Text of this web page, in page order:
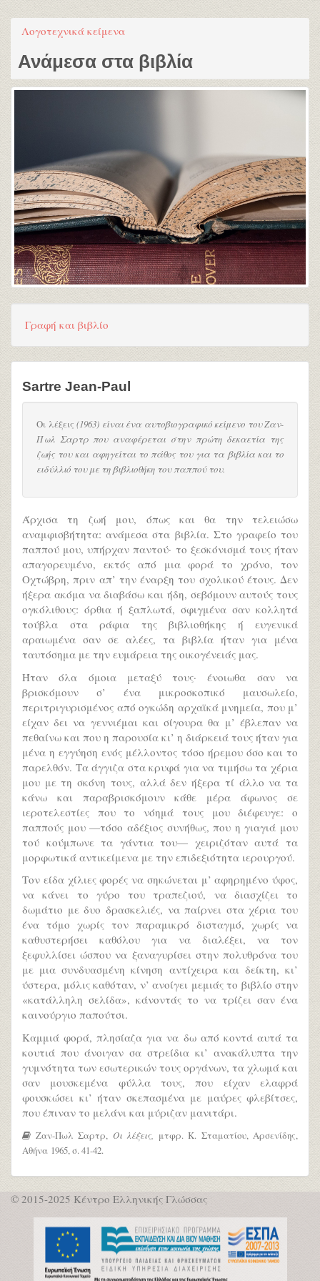
Λογοτεχνικά κείμενα
Ανάμεσα στα βιβλία
Γραφή και βιβλίο
Sartre Jean-Paul
Οι λέξεις (1963) είναι ένα αυτοβιογραφικό κείμενο του Ζαν-
Πωλ Σαρτρ που αναφέρεται στην πρώτη δεκαετία της
ζωής του και αφηγείται το πάθος του για τα βιβλία και το
ειδύλλιό του με τη βιβλιοθήκη του παππού του.
Άρχισα τη ζωή μου, όπως και θα την τελειώσω
αναμφισβήτητα: ανάμεσα στα βιβλία. Στο γραφείο του
παππού μου, υπήρχαν παντού· το ξεσκόνισμά τους ήταν
απαγορευμένο, εκτός από μια φορά το χρόνο, τον
Οχτώβρη, πριν απ’ την έναρξη του σχολικού έτους. Δεν
ήξερα ακόμα να διαβάσω και ήδη, σεβόμουν αυτούς τους
ογκόλιθους: όρθια ή ξαπλωτά, σφιγμένα σαν κολλητά
τούβλα στα ράφια της βιβλιοθήκης ή ευγενικά
αραιωμένα σαν σε αλέες, τα βιβλία ήταν για μένα
ταυτόσημα με την ευμάρεια της οικογένειάς μας.
Ήταν όλα όμοια μεταξύ τους· ένοιωθα σαν να
βρισκόμουν σ’ ένα μικροσκοπικό μαυσωλείο,
περιτριγυρισμένος από ογκώδη αρχαϊκά μνημεία, που μ’
είχαν δει να γεννιέμαι και σίγουρα θα μ’ έβλεπαν να
πεθαίνω και που η παρουσία κι’ η διάρκειά τους ήταν για
μένα η εγγύηση ενός μέλλοντος τόσο ήρεμου όσο και το
παρελθόν. Τα άγγιζα στα κρυφά για να τιμήσω τα χέρια
μου με τη σκόνη τους, αλλά δεν ήξερα τί άλλο να τα
κάνω και παραβρισκόμουν κάθε μέρα άφωνος σε
ιεροτελεστίες που το νόημά τους μου διέφευγε: ο
παππούς μου —τόσο αδέξιος συνήθως, που η γιαγιά μου
τού κούμπωνε τα γάντια του— χειριζόταν αυτά τα
μορφωτικά αντικείμενα με την επιδεξιότητα ιερουργού.
Τον είδα χίλιες φορές να σηκώνεται μ’ αφηρημένο ύφος,
να κάνει το γύρο του τραπεζιού, να διασχίζει το
δωμάτιο με δυο δρασκελιές, να παίρνει στα χέρια του
ένα τόμο χωρίς τον παραμικρό δισταγμό, χωρίς να
καθυστερήσει καθόλου για να διαλέξει, να τον
ξεφυλλίσει ώσπου να ξαναγυρίσει στην πολυθρόνα του
με μια συνδυασμένη κίνηση αντίχειρα και δείκτη, κι’
ύστερα, μόλις καθόταν, ν’ ανοίγει μεμιάς το βιβλίο στην
«κατάλληλη σελίδα», κάνοντάς το να τρίζει σαν ένα
καινούργιο παπούτσι.
Καμμιά φορά, πλησίαζα για να δω από κοντά αυτά τα
κουτιά που άνοιγαν σα στρείδια κι’ ανακάλυπτα την
γυμνότητα των εσωτερικών τους οργάνων, τα χλωμά και
σαν μουσκεμένα φύλλα τους, που είχαν ελαφρά
φουσκώσει κι’ ήταν σκεπασμένα με μαύρες φλεβίτσες,
που έπιναν το μελάνι και μύριζαν μανιτάρι.
Ζαν-Πωλ Σαρτρ, Οι λέξεις,
μτφρ. Κ. Σταματίου, Αρσενίδης,
Αθήνα 1965, σ. 41-42.
© 2015-2025 Κέντρο Ελληνικής Γλώσσας